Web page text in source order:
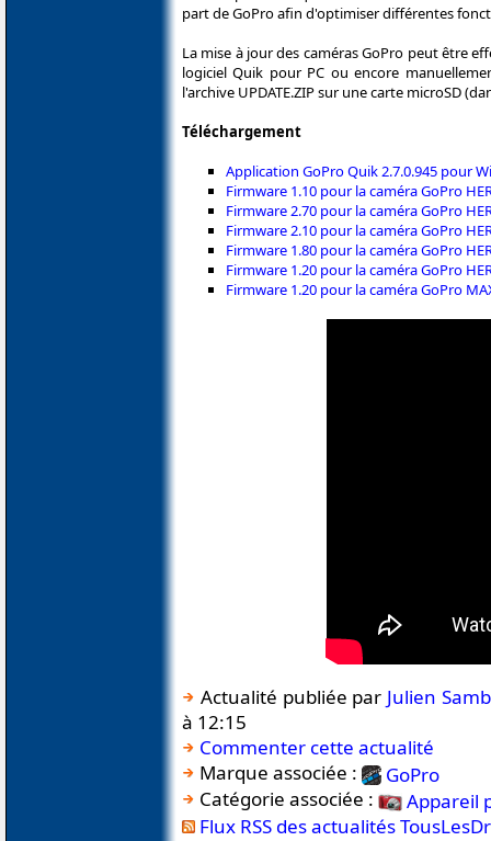
part de GoPro afin d'optimiser différentes
La mise à jour des caméras GoPro peut être
logiciel Quik pour PC ou encore
l'archive UPDATE.ZIP sur une carte microSD
Téléchargement
Application GoPro Quik 2.7.0.945 pour
Firmware 1.10 pour la caméra GoPro
Firmware 2.70 pour la caméra GoPro
Firmware 2.10 pour la caméra GoPro
Firmware 1.80 pour la caméra GoPro
Firmware 1.20 pour la caméra GoPro
Firmware 1.20 pour la caméra GoPro
Actualité publiée par Julien
à 12:15
Commenter cette actualité
Marque associée :
GoPro
Catégorie associée :
Appareil
Flux RSS des actualités